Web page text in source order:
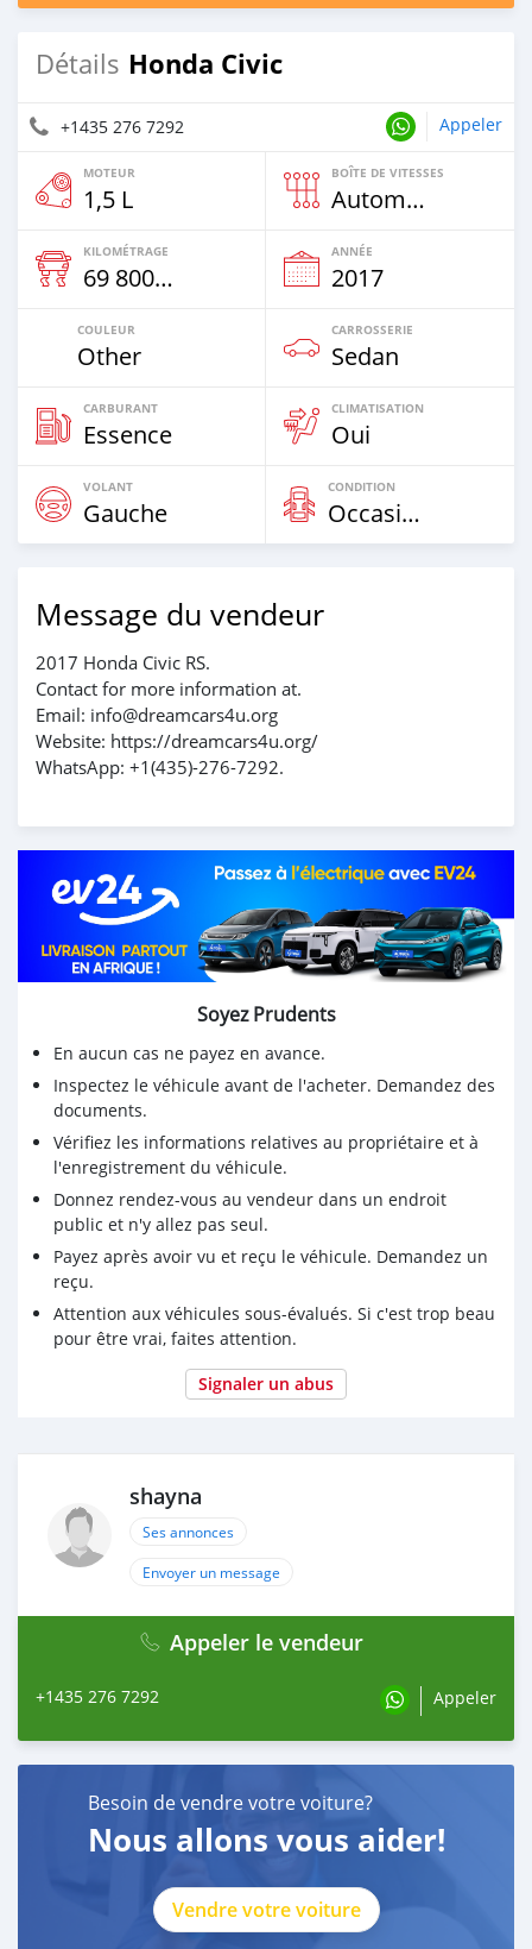
Détails Honda Civic
+1435 276 7292 Appeler
MOTEUR
1,5 L
BOÎTE DE VITESSES
Automatique
KILOMÉTRAGE
69 800 Km
ANNÉE
2017
COULEUR
Other
CARROSSERIE
Sedan
CARBURANT
Essence
CLIMATISATION
Oui
VOLANT
Gauche
CONDITION
Occasion
Message du vendeur
2017 Honda Civic RS.
Contact for more information at.
Email: info@dreamcars4u.org
Website: https://dreamcars4u.org/
WhatsApp: +1(435)-276-7292.
Soyez Prudents
En aucun cas ne payez en avance.
Inspectez le véhicule avant de l'acheter. Demandez des
documents.
Vérifiez les informations relatives au propriétaire et à
l'enregistrement du véhicule.
Donnez rendez-vous au vendeur dans un endroit
public et n'y allez pas seul.
Payez après avoir vu et reçu le véhicule. Demandez un
reçu.
Attention aux véhicules sous-évalués. Si c'est trop beau
pour être vrai, faites attention.
Signaler un abus
shayna
Ses annonces
Envoyer un message
Appeler le vendeur
+1435 276 7292 Appeler
Besoin de vendre votre voiture?
Nous allons vous aider!
Vendre votre voiture